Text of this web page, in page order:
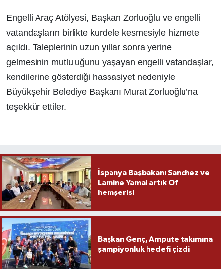
Engelli Araç Atölyesi, Başkan Zorluoğlu ve engelli
vatandaşların birlikte kurdele kesmesiyle hizmete
açıldı. Taleplerinin uzun yıllar sonra yerine
gelmesinin mutluluğunu yaşayan engelli vatandaşlar,
kendilerine gösterdiği hassasiyet nedeniyle
Büyükşehir Belediye Başkanı Murat Zorluoğlu’na
teşekkür ettiler.
İspanya Başbakanı Sanchez ve
Lamine Yamal artık Of
hemşerisi
Başkan Genç, Ampute takımına
şampiyonluk hedefi çizdi